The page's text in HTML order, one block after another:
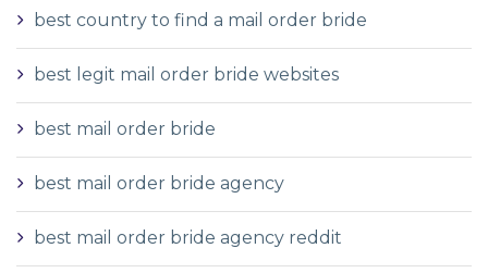
best country to find a mail order bride
best legit mail order bride websites
best mail order bride
best mail order bride agency
best mail order bride agency reddit